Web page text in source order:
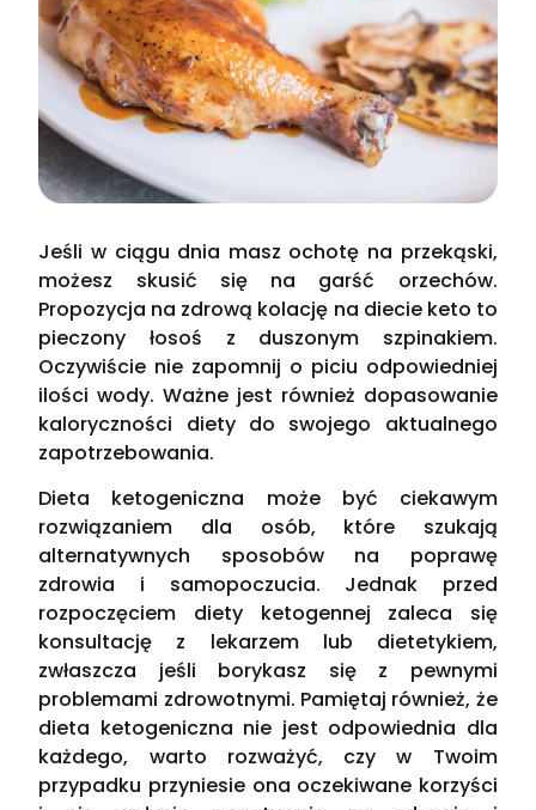
Jeśli w ciągu dnia masz ochotę na przekąski,
możesz skusić się na garść orzechów.
Propozycja na zdrową kolację na diecie keto to
pieczony łosoś z duszonym szpinakiem.
Oczywiście nie zapomnij o piciu odpowiedniej
ilości wody. Ważne jest również dopasowanie
kaloryczności diety do swojego aktualnego
zapotrzebowania.
Dieta ketogeniczna może być ciekawym
rozwiązaniem dla osób, które szukają
alternatywnych sposobów na poprawę
zdrowia i samopoczucia. Jednak przed
rozpoczęciem diety ketogennej zaleca się
konsultację z lekarzem lub dietetykiem,
zwłaszcza jeśli borykasz się z pewnymi
problemami zdrowotnymi. Pamiętaj również, że
dieta ketogeniczna nie jest odpowiednia dla
każdego, warto rozważyć, czy w Twoim
przypadku przyniesie ona oczekiwane korzyści